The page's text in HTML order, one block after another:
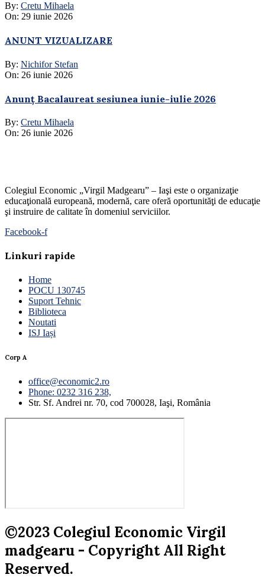
By: Cretu Mihaela
On: 29 iunie 2026
ANUNT VIZUALIZARE
By: Nichifor Stefan
On: 26 iunie 2026
Anunț Bacalaureat sesiunea iunie-iulie 2026
By: Cretu Mihaela
On: 26 iunie 2026
Colegiul Economic „Virgil Madgearu” – Iaşi este o organizaţie
educaţională europeană, modernă, care oferă oportunităţi de educaţie
şi instruire de calitate în domeniul serviciilor.
Facebook-f
Linkuri rapide
Home
POCU 130745
Suport Tehnic
Biblioteca
Noutati
ISJ Iași
Corp A
office@economic2.ro
Phone: 0232 316 238,
Str. Sf. Andrei nr. 70, cod 700028, Iaşi, România
©2023 Colegiul Economic Virgil
madgearu - Copyright All Right
Reserved.